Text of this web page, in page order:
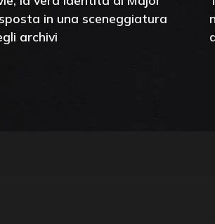
in una sceneggiatura
archivi